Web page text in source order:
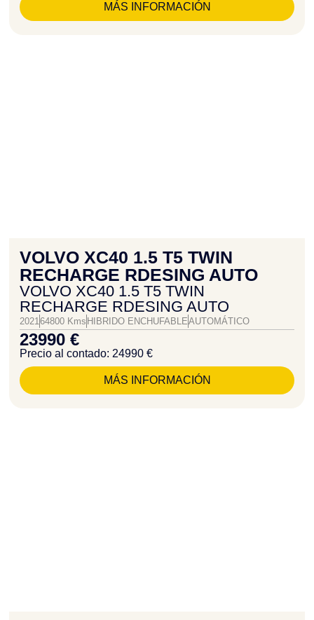
MÁS INFORMACIÓN
VOLVO XC40 1.5 T5 TWIN
RECHARGE RDESING AUTO
VOLVO XC40 1.5 T5 TWIN
RECHARGE RDESING AUTO
202164800 Kms HIBRIDO ENCHUFABLEAUTOMÁTICO
23990 €
Precio al contado: 24990 €
MÁS INFORMACIÓN